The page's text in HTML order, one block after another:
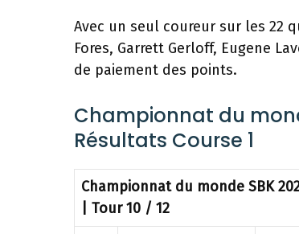
Avec un seul coureur sur les 22
Fores, Garrett Gerloff, Eugene
de paiement des points.
Championnat du
Résultats Course 1
Championnat du monde SBK
| Tour 10 / 12